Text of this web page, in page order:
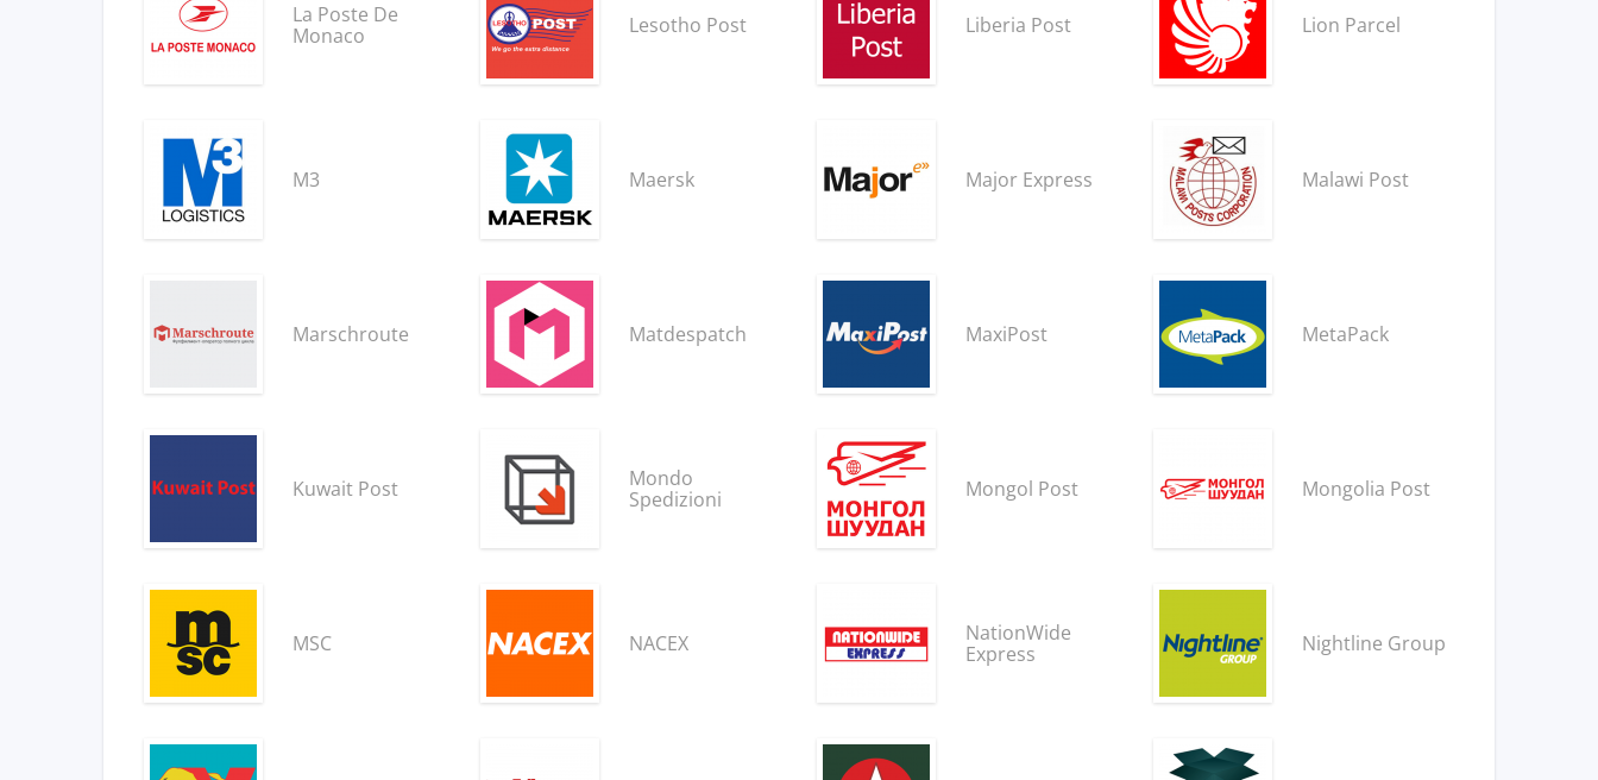
La Poste De
Monaco
Lesotho Post Liberia Post Lion Parcel
M3 Maersk Major Express Malawi Post
Marschroute Matdespatch MaxiPost MetaPack
Kuwait Post
Mondo
Spedizioni
Mongol Post Mongolia Post
MSC NACEX
NationWide
Express
Nightline Group